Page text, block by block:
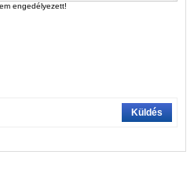
engedélyezett!
Küldés